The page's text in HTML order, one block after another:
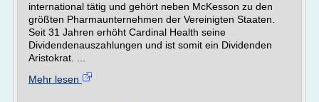
international tätig und gehört neben McKesson zu den
größten Pharmaunternehmen der Vereinigten Staaten.
Seit 31 Jahren erhöht Cardinal Health seine
Dividendenauszahlungen und ist somit ein Dividenden
Aristokrat. ...
Mehr lesen